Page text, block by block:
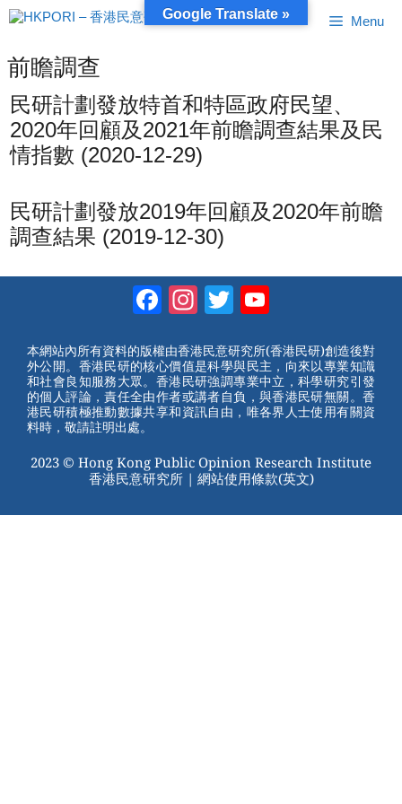
跳
至
容
Menu
前瞻調查
民研計劃發放特首和特區政府民望、
2020年回顧及2021年前瞻調查結果及民
情指數 (2020-12-29)
民研計劃發放2019年回顧及2020年前瞻
調查結果 (2019-12-30)
Facebook
Instagram
Twitter
本網站內所有資料的版權由香港民意研究所(香港民研)創造後對
外公開。香港民研的核心價值是科學與民主，向來以專業知識
和社會良知服務大眾。香港民研強調專業中立，科學研究引發
的個人評論，責任全由作者或講者自負，與香港民研無關。香
港民研積極推動數據共享和資訊自由，唯各界人士使用有關資
料時，敬請註明出處。
2023 © Hong Kong Public Opinion Research Institute
香港民意研究所 | 網站使用條款(英文)
Google Translate »